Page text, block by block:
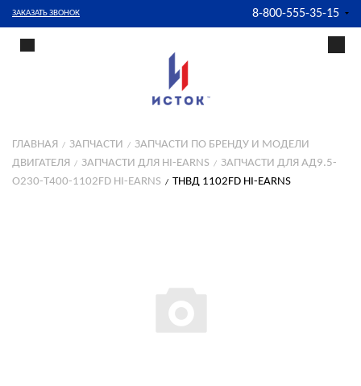
ЗАКАЗАТЬ ЗВОНОК 8-800-555-35-15
ГЛАВНАЯ ЗАПЧАСТИ
ЗАПЧАСТИ ПО БРЕНДУ И МОДЕЛИ
ДВИГАТЕЛЯ
ЗАПЧАСТИ ДЛЯ HI-EARNS
ЗАПЧАСТИ ДЛЯ АД9.5-
О230-T400-1102FD HI-EARNS
ТНВД 1102FD HI-EARNS